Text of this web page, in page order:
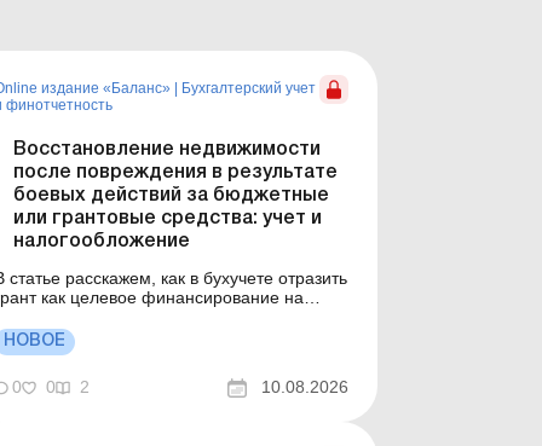
издание «Баланс»
Бухгалтерский учет
финотчетность
Восстановление недвижимости
после повреждения в результате
боевых действий за бюджетные
или грантовые средства: учет и
налогообложение
статье расскажем, как в бухучете отразить
как целевое финансирование на
боевых действий имущества, в
момент отражать доход от такого
финансирования и что делать с расходами
восстановление – включать в расходы
НОВОЕ
0 0 2 10.08.2026